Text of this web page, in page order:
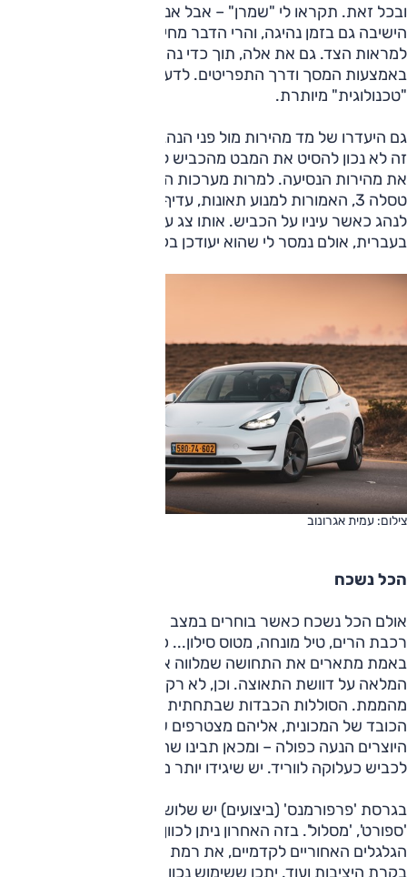
ובכל זאת. תקראו לי "שמרן" – אבל אני רוצה לשנות את תנוחת
הישיבה גם בזמן נהיגה, והרי הדבר מחייב גם כוונון מחודש
למראות הצד. גם את אלה, תוך כדי נהיגה, אני יכול לעשות רק
באמצעות המסך ודרך התפריטים. לדעתי, זו היסחפות
"טכנולוגית" מיותרת.
גם היעדרו של מד מהירות מול פני הנהג בולט באופן משמעותי;
זה לא נכון להסיט את המבט מהכביש לעבר המסך כדי לבדוק
את מהירות הנסיעה. למרות מערכות הבטיחות המתקדמות של
טסלה 3, האמורות למנוע תאונות, עדיף שמהירות הנסיעה תוצג
לנהג כאשר עיניו על הכביש. אותו צג עדיין אינו תומך כראוי
בעברית, אולם נמסר לי שהוא יעודכן בקרוב.
צילום: עמית אגרונוב
הכל נשכח
אולם הכל נשכח כאשר בוחרים במצב 'ספורט' ומתחילים לנוע.
רכבת הרים, טיל מונחה, מטוס סילון... כל הדימויים האלה לא
באמת מתארים את התחושה שמלווה את מה שקורה עם הלחיצה
המלאה על דוושת התאוצה. וכן, לא רק בקו ישר – גם ההתנהגות
מהממת. הסוללות הכבדות שבתחתית הרכב מורידות את מרכז
הכובד של המכונית, אליהם מצטרפים שני המנועים החשמליים
היוצרים הנעה כפולה – ומכאן תבינו שהמכונית הזו נדבקת
לכביש כעלוקה לווריד. יש שיגידו יותר מדי.
בגרסת 'פרפורמנס' (ביצועים) יש שלושה מצבי נהיגה: 'נוח',
'ספורט', 'מסלול'. בזה האחרון ניתן לכוון את יחסי העברת הכוח בין
הגלגלים האחוריים לקדמיים, את רמת המעורבות של מערכת
בקרת היציבות ועוד. יתכן ששימוש נכון ביכולות שליטה אלה